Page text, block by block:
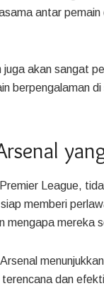
antar
juga akan sangat
berpengalaman
League,
memberi
mengapa mereka
dan